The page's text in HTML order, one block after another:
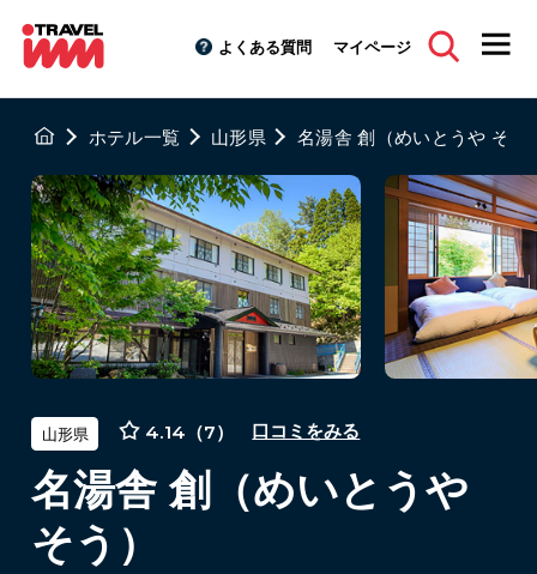
よくある質問 マイページ
ホテル一覧 山形県 名湯舎 創（めいとうや そう
山形県 4.14（7） 口コミをみる
名湯舎 創（めいとうや
そう）